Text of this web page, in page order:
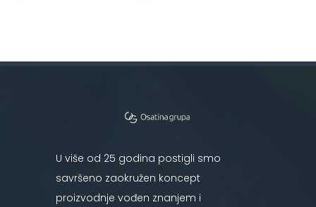
U više od 25 godina postigli smo
savršeno zaokružen koncept
proizvodnje vođen znanjem i